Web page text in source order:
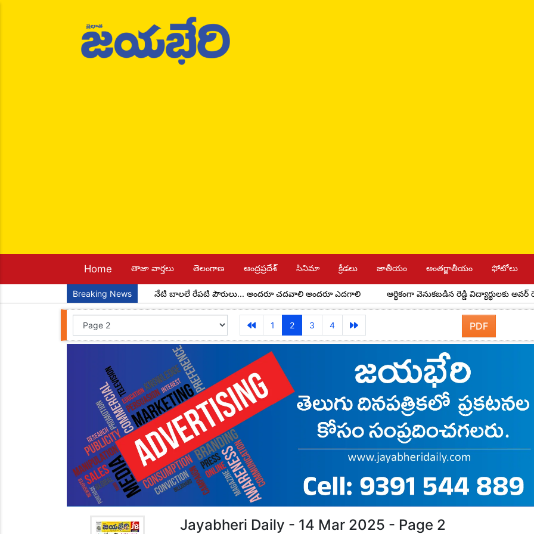
Home తాజా వార్తలు తెలంగాణ ఆంద్రప్రదేశ్ సినిమా క్రీడలు జాతీయం అంతర్జాతీయం ఫోటోలు
Breaking News
చాడ కొండాల్ రెడ్డి నేటి బాలలే రేపటి పౌరులు... అందరూ చదవాలి అందరూ ఎదగాలి ఆర్థికంగా వెనుకబడిన రెడ్డి విద్యార్థులకు అవర్ రెడ్డి
1 2 3 4 PDF
Jayabheri Daily - 14 Mar 2025 - Page 2